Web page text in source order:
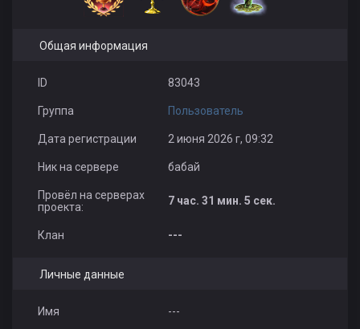
Общая информация
ID 83043
Группа Пользователь
Дата регистрации 2 июня 2026 г, 09:32
Ник на сервере бабай
Провёл на серверах
проекта:
7 час. 31 мин. 5 сек.
Клан ---
Личные данные
Имя ---